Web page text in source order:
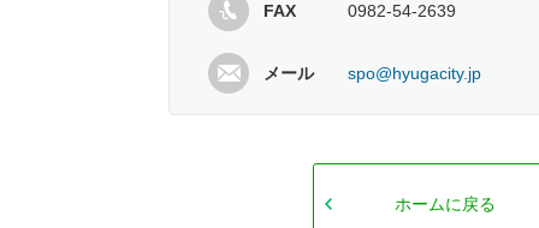
FAX 0982-54-2639
メール spo@hyugacity.jp
ホームに戻る